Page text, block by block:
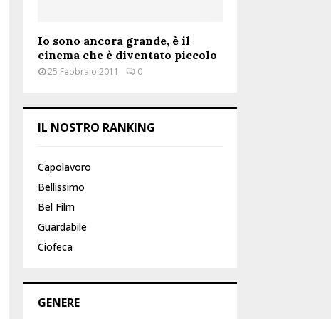
Io sono ancora grande, è il
cinema che è diventato piccolo
25 Febbraio 2011 0
IL NOSTRO RANKING
Capolavoro
Bellissimo
Bel Film
Guardabile
Ciofeca
GENERE